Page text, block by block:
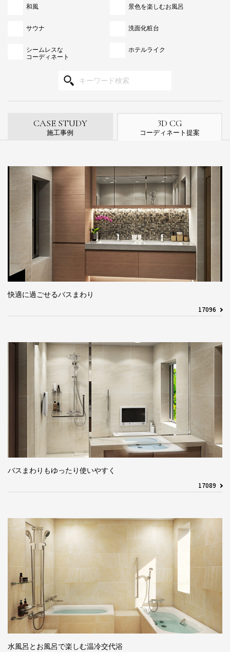
和風 景色を楽しむお風呂
サウナ 洗面化粧台
シームレスな
コーディネート
ホテルライク
CASE STUDY
施工事例
3D CG
コーディネート提案
快適に過ごせるバスまわり
17096
バスまわりもゆったり使いやすく
17089
水風呂とお風呂で楽しむ温冷交代浴